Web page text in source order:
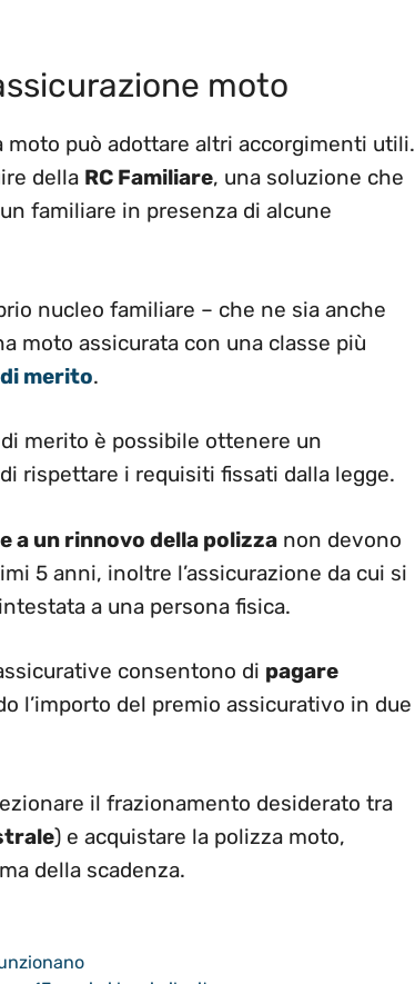
moto
moto può adottare altri accorgimenti utili.
della RC Familiare, una soluzione che
familiare in presenza di alcune
nucleo familiare – che ne sia anche
moto assicurata con una classe più
merito.
merito è possibile ottenere un
rispettare i requisiti fissati dalla legge.
a un rinnovo della polizza non devono
5 anni, inoltre l’assicurazione da cui si
a una persona fisica.
consentono di pagare
l’importo del premio assicurativo in due
il frazionamento desiderato tra
) e acquistare la polizza moto,
della scadenza.